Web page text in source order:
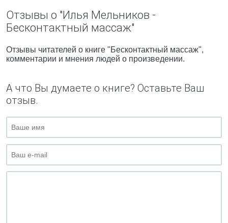
Отзывы о "Илья Мельников -
Бесконтактный массаж"
Отзывы читателей о книге "Бесконтактный массаж",
комментарии и мнения людей о произведении.
А что Вы думаете о книге? Оставьте Ваш
отзыв.